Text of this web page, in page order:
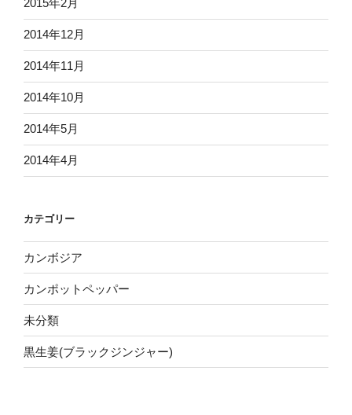
2015年2月
2014年12月
2014年11月
2014年10月
2014年5月
2014年4月
カテゴリー
カンボジア
カンポットペッパー
未分類
黒生姜(ブラックジンジャー)